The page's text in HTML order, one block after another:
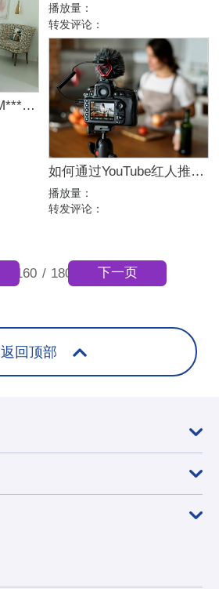
播放量：
转发评论：
YouTube红人推广：M***n｜美国 母婴
如何通过YouTube红人推广给亚马逊店铺引流
播放量：
转发评论：
160 / 180 下一页
返回顶部